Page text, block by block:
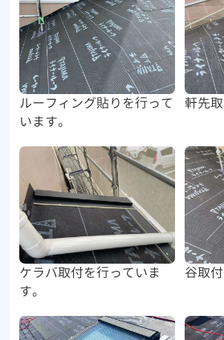
ルーフィング貼りを行って
います。
軒先
ケラバ取付を行っていま
す。
谷取